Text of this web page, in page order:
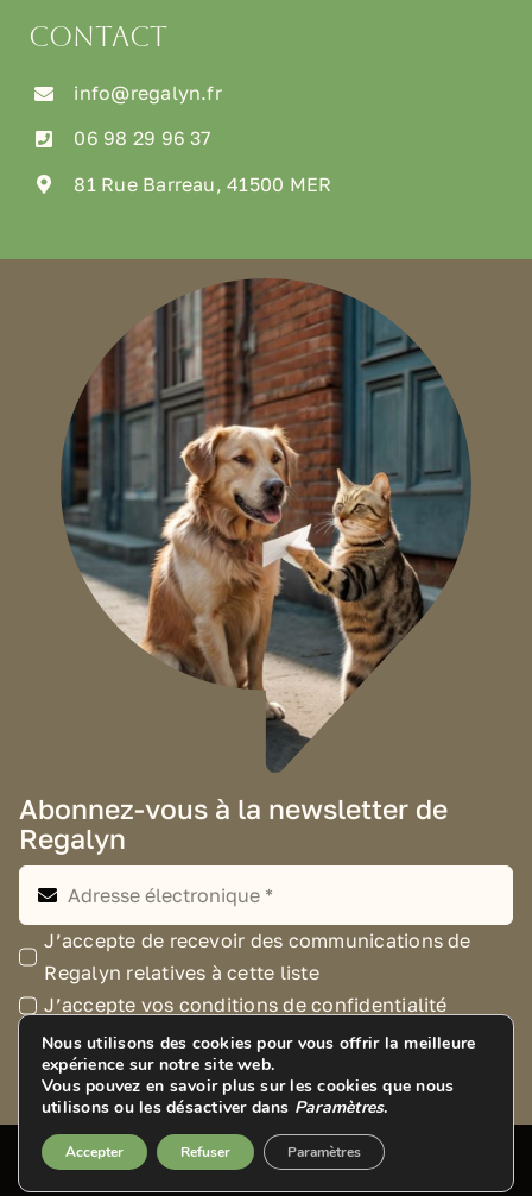
Contact
info@regalyn.fr
06 98 29 96 37
81 Rue Barreau, 41500 MER
Abonnez-vous à la newsletter de
Regalyn
J’accepte de recevoir des communications de
Regalyn relatives à cette liste
J’accepte vos conditions de confidentialité
S'inscrire
© 2019 – 2025 REGALYN ™. Tous droits réservés.
Nous utilisons des cookies pour vous offrir la meilleure
expérience sur notre site web.
Vous pouvez en savoir plus sur les cookies que nous
utilisons ou les désactiver dans Paramètres.
Accepter Refuser Paramètres